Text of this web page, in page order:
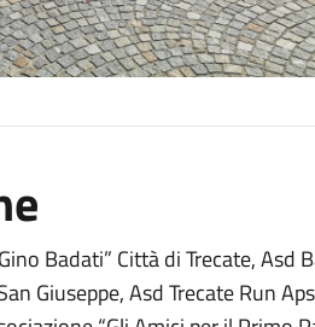
Badati” Città di Trecate, Asd
Giuseppe, Asd Trecate Run